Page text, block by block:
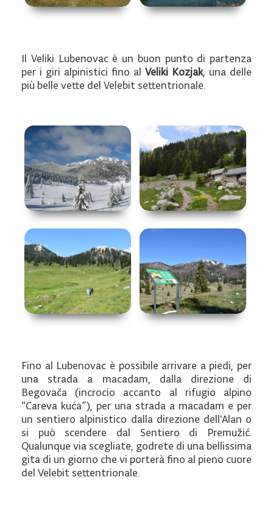
Il Veliki Lubenovac è un buon punto di partenza
per i giri alpinistici fino al Veliki Kozjak, una delle
più belle vette del Velebit settentrionale.
Fino al Lubenovac è possibile arrivare a piedi, per
una strada a macadam, dalla direzione di
Begovača (incrocio accanto al rifugio alpino
“Careva kuća”), per una strada a macadam e per
un sentiero alpinistico dalla direzione dell'Alan o
si può scendere dal Sentiero di Premužić.
Qualunque via scegliate, godrete di una bellissima
gita di un giorno che vi porterà fino al pieno cuore
del Velebit settentrionale.